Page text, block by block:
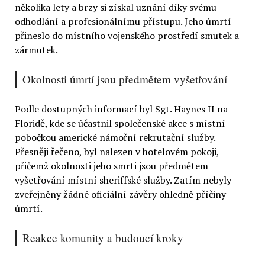
několika lety a brzy si získal uznání díky svému
odhodlání a profesionálnímu přístupu. Jeho úmrtí
přineslo do místního vojenského prostředí smutek a
zármutek.
Okolnosti úmrtí jsou předmětem vyšetřování
Podle dostupných informací byl Sgt. Haynes II na
Floridě, kde se účastnil společenské akce s místní
pobočkou americké námořní rekrutační služby.
Přesněji řečeno, byl nalezen v hotelovém pokoji,
přičemž okolnosti jeho smrti jsou předmětem
vyšetřování místní sheriffské služby. Zatím nebyly
zveřejněny žádné oficiální závěry ohledně příčiny
úmrtí.
Reakce komunity a budoucí kroky